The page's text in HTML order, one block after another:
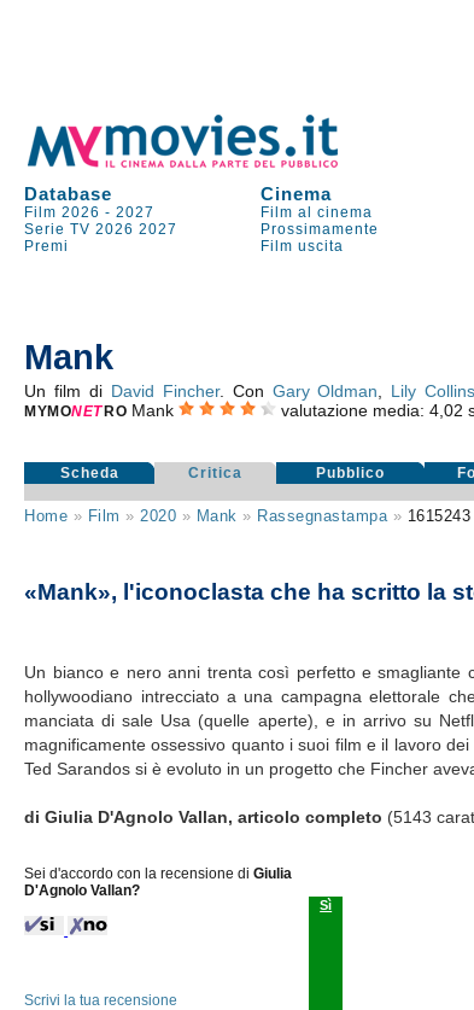
Database Cinema
Film 2026 -2027 Film al cinema
Serie TV 2026 2027 Prossimamente
Premi
Film uscita
Mank
Un film di David Fincher. Con Gary Oldman Lily Collins
MYMONET RO Mank valutazione media: 4,02
Scheda Critica Pubblico
Home » Film » 2020 » Mank » Rassegnastampa» 1615243
«Mank», l'iconoclasta che ha scritto la
Un bianco e nero anni trenta così perfetto e smagliante
hollywoodiano intrecciato a una campagna elettorale
manciata di sale Usa (quelle aperte), e in arrivo su
magnificamente ossessivo quanto i suoi film e il lavoro
Ted Sarandos si è evoluto in un progetto che Fincher
di Giulia D'Agnolo Vallan, articolo completo (5143
Sei d'accordo con la recensione diGiulia
D'Agnolo Vallan?
Sì
Scrivi la tua recensione